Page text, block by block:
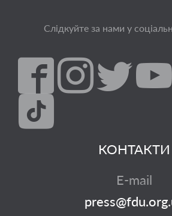
Слідкуйте за нами у
КОНТАКТИ
E-mail